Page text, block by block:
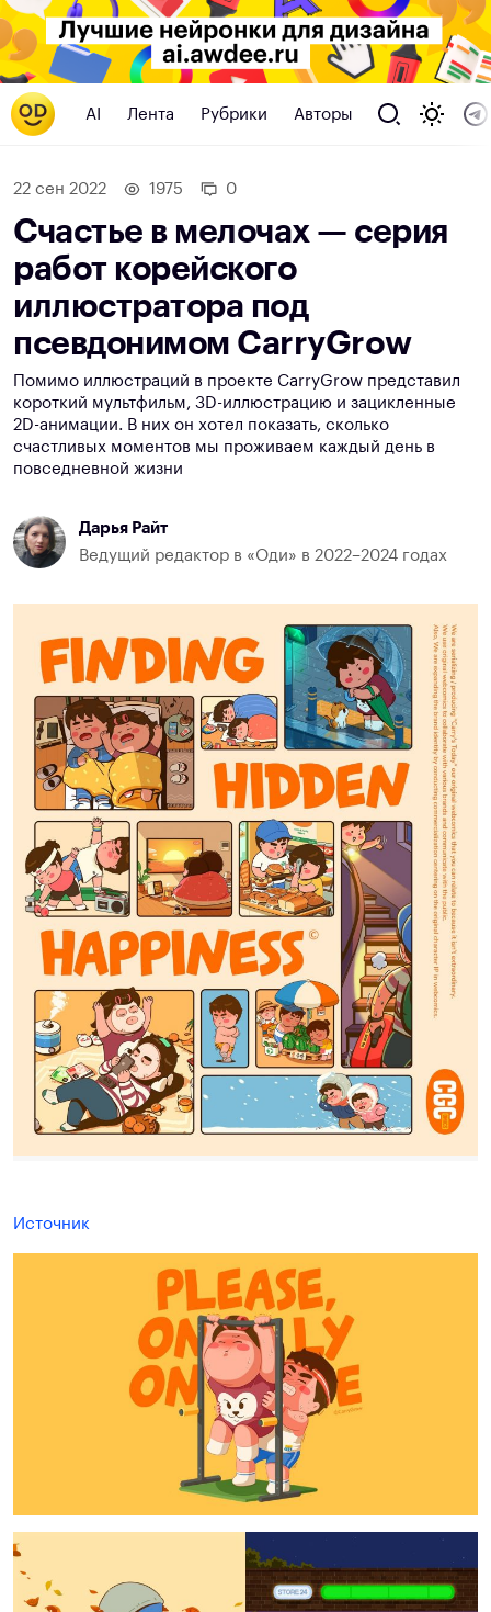
AI Лента Рубрики Авторы
22 сен 2022 1975 0
Счастье в мелочах — серия
работ корейского
иллюстратора под
псевдонимом CarryGrow
Помимо иллюстраций в проекте CarryGrow представил
короткий мультфильм, 3D-иллюстрацию и зацикленные
2D-анимации. В них он хотел показать, сколько
счастливых моментов мы проживаем каждый день в
повседневной жизни
Дарья Райт
Ведущий редактор в «Оди» в 2022–2024 годах
Источник